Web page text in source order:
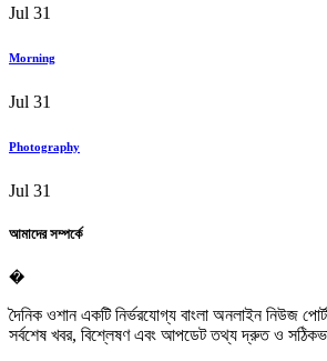
Jul 31
Morning
Jul 31
Photography
Jul 31
আমাদের সম্পর্কে
�
দৈনিক ওশান একটি নির্ভরযোগ্য বাংলা অনলাইন নিউজ
সর্বশেষ খবর, বিশ্লেষণ এবং আপডেট তথ্য দ্রুত ও